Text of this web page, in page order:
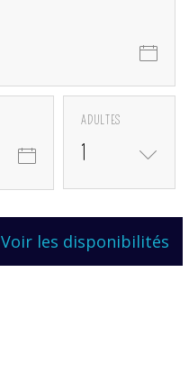
ADULTES
1
Voir les disponibilités